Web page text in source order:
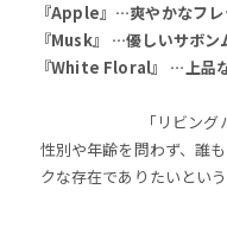
『Apple』…爽やかなフ
『Musk』 …優しいサボン
『White Floral』 …上品
「リビン
性別や年齢を問わず、誰
クな存在でありたいとい